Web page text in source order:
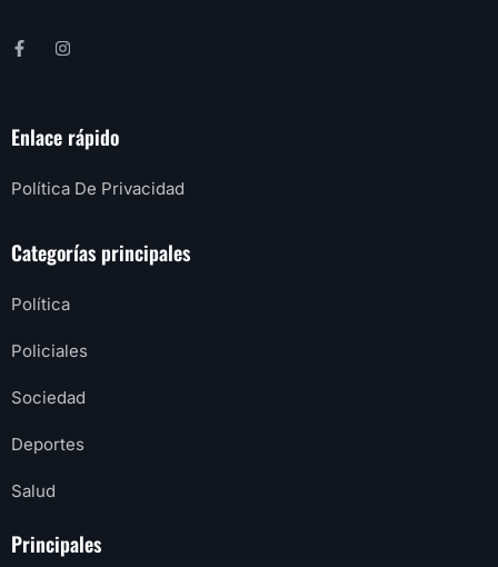
Enlace rápido
Política De Privacidad
Categorías principales
Política
Policiales
Sociedad
Deportes
Salud
Principales